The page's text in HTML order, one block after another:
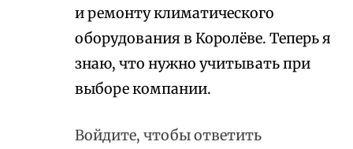
и ремонту климатического
оборудования в Королёве. Теперь я
знаю, что нужно учитывать при
выборе компании.
Войдите, чтобы ответить